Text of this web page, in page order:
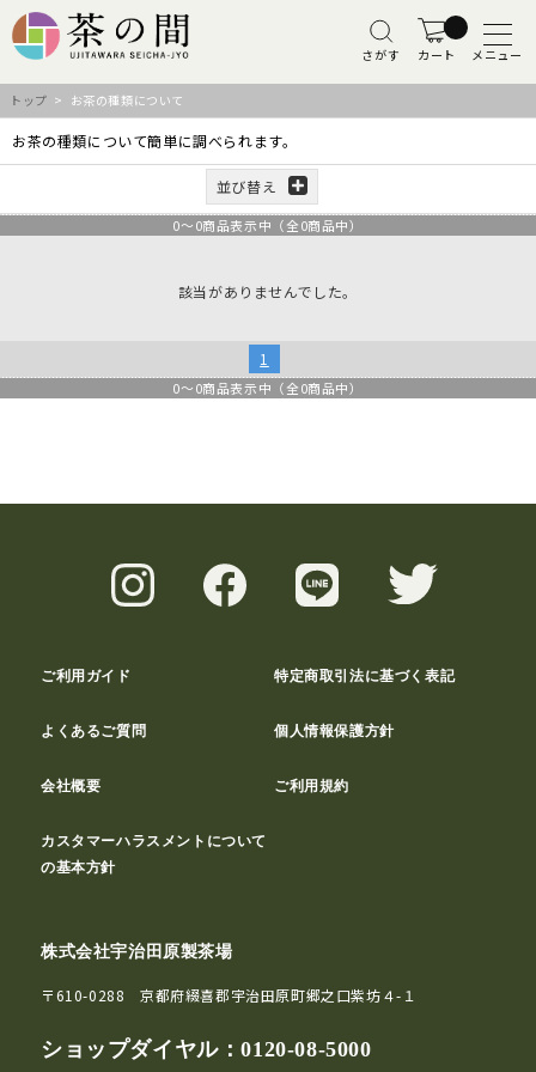
さがす カート メニュー
トップ > お茶の種類について
お茶の種類について簡単に調べられます。
並び替え
0～0商品表示中（全0商品中）
該当がありませんでした。
1
0～0商品表示中（全0商品中）
ご利用ガイド 特定商取引法に基づく表記
よくあるご質問 個人情報保護方針
会社概要 ご利用規約
カスタマーハラスメントについて
の基本方針
株式会社宇治田原製茶場
〒610-0288 京都府綴喜郡宇治田原町郷之口紫坊４-１
ショップダイヤル：0120-08-5000